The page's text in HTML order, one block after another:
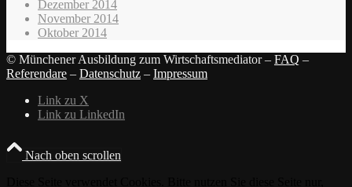
Dezember 2014
November 2014
Oktober 2014
© Münchener Ausbildung zum Wirtschaftsmediator – FAQ –
Referendare – Datenschutz – Impressum
Link zu X
Link zu LinkedIn
Nach oben scrollen